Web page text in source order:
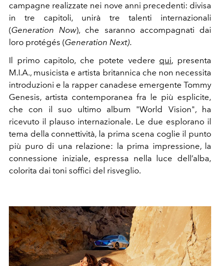
campagne realizzate nei nove anni precedenti: divisa
in tre capitoli, unirà tre talenti internazionali
(Generation Now), che saranno accompagnati dai
loro protégés (Generation Next).
Il primo capitolo, che potete vedere qui, presenta
M.I.A., musicista e artista britannica che non necessita
introduzioni e la rapper canadese emergente Tommy
Genesis, artista contemporanea fra le più esplicite,
che con il suo ultimo album "World Vision", ha
ricevuto il plauso internazionale. Le due esplorano il
tema della connettività, la prima scena coglie il punto
più puro di una relazione: la prima impressione, la
connessione iniziale, espressa nella luce dell’alba,
colorita dai toni soffici del risveglio.